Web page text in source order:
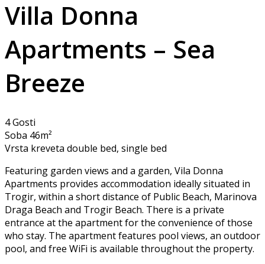
Villa Donna
Apartments – Sea
Breeze
4 Gosti
Soba 46m²
Vrsta kreveta double bed, single bed
Featuring garden views and a garden, Vila Donna
Apartments provides accommodation ideally situated in
Trogir, within a short distance of Public Beach, Marinova
Draga Beach and Trogir Beach. There is a private
entrance at the apartment for the convenience of those
who stay. The apartment features pool views, an outdoor
pool, and free WiFi is available throughout the property.